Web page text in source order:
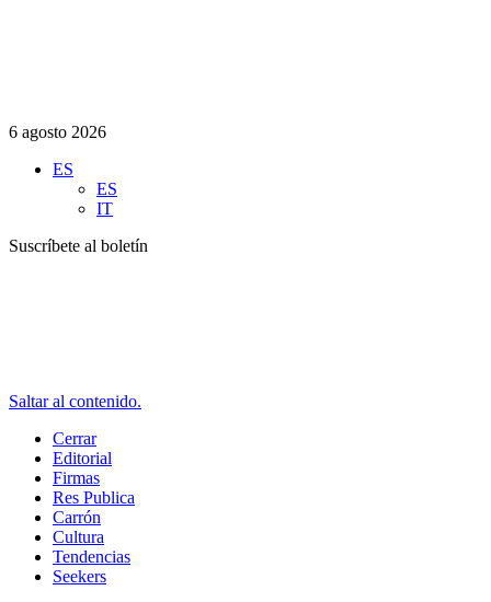
6 agosto 2026
ES
ES
IT
Suscríbete al boletín
Saltar al contenido.
Cerrar
Editorial
Firmas
Res Publica
Carrón
Cultura
Tendencias
Seekers